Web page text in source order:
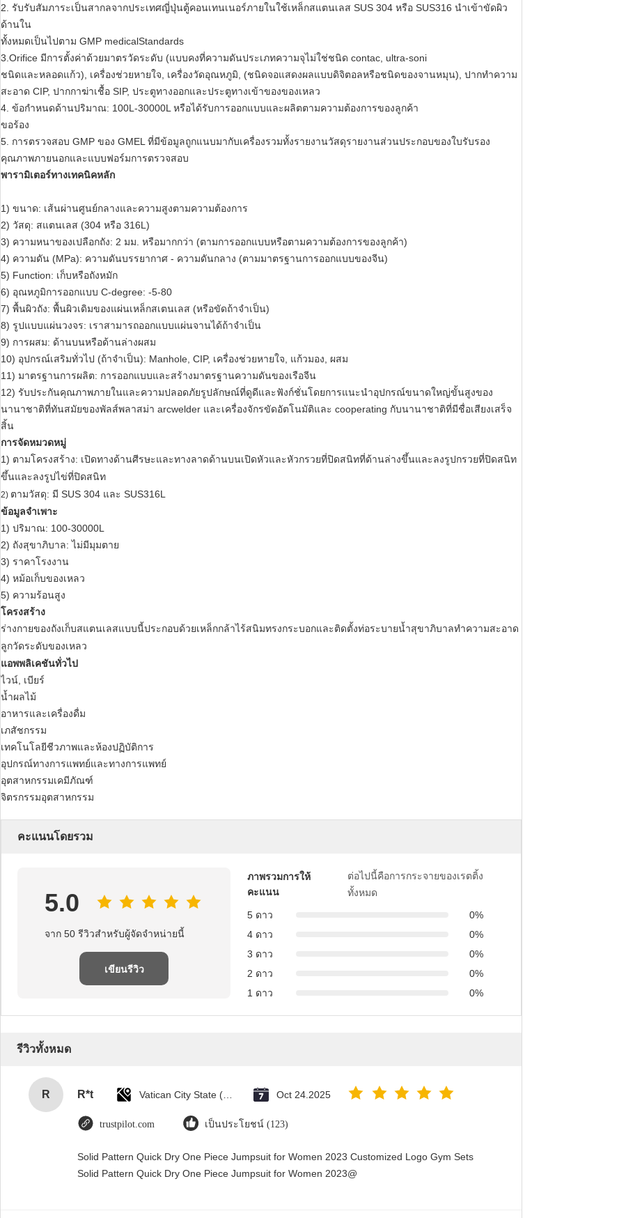
2. รับรับสัมภาระเป็นสากลจากประเทศญี่ปุ่นตู้คอนเทนเนอร์ภายในใช้เหล็กสแตนเลส SUS 304 หรือ SUS316 นำเข้าขัดผิว
ด้านใน
ทั้งหมดเป็นไปตาม GMP medicalStandards
3.Orifice มีการตั้งค่าด้วยมาตรวัดระดับ (แบบคงที่ความดันประเภทความจุไม่ใช่ชนิด contac, ultra-soni
ชนิดและหลอดแก้ว), เครื่องช่วยหายใจ, เครื่องวัดอุณหภูมิ, (ชนิดจอแสดงผลแบบดิจิตอลหรือชนิดของจานหมุน), ปากทำความ
สะอาด CIP, ปากกาฆ่าเชื้อ SIP, ประตูทางออกและประตูทางเข้าของของเหลว
4. ข้อกำหนดด้านปริมาณ: 100L-30000L หรือได้รับการออกแบบและผลิตตามความต้องการของลูกค้า
ขอร้อง
5. การตรวจสอบ GMP ของ GMEL ที่มีข้อมูลถูกแนบมากับเครื่องรวมทั้งรายงานวัสดุรายงานส่วนประกอบของใบรับรอง
คุณภาพภายนอกและแบบฟอร์มการตรวจสอบ
พารามิเตอร์ทางเทคนิคหลัก
1) ขนาด: เส้นผ่านศูนย์กลางและความสูงตามความต้องการ
2) วัสดุ: สแตนเลส (304 หรือ 316L)
3) ความหนาของเปลือกถัง: 2 มม. หรือมากกว่า (ตามการออกแบบหรือตามความต้องการของลูกค้า)
4) ความดัน (MPa): ความดันบรรยากาศ - ความดันกลาง (ตามมาตรฐานการออกแบบของจีน)
5) Function: เก็บหรือถังหมัก
6) อุณหภูมิการออกแบบ C-degree: -5-80
7) พื้นผิวถัง: พื้นผิวเดิมของแผ่นเหล็กสเตนเลส (หรือขัดถ้าจำเป็น)
8) รูปแบบแผ่นวงจร: เราสามารถออกแบบแผ่นจานได้ถ้าจำเป็น
9) การผสม: ด้านบนหรือด้านล่างผสม
10) อุปกรณ์เสริมทั่วไป (ถ้าจำเป็น): Manhole, CIP, เครื่องช่วยหายใจ, แก้วมอง, ผสม
11) มาตรฐานการผลิต: การออกแบบและสร้างมาตรฐานความดันของเรือจีน
12) รับประกันคุณภาพภายในและความปลอดภัยรูปลักษณ์ที่ดูดีและฟังก์ชั่นโดยการแนะนำอุปกรณ์ขนาดใหญ่ขั้นสูงของ
นานาชาติที่ทันสมัยของพัลส์พลาสม่า arcwelder และเครื่องจักรขัดอัตโนมัติและ cooperating กับนานาชาติที่มีชื่อเสียงเสร็จ
สิ้น
การจัดหมวดหมู่
1) ตามโครงสร้าง: เปิดทางด้านศีรษะและทางลาดด้านบนเปิดหัวและหัวกรวยที่ปิดสนิทที่ด้านล่างขึ้นและลงรูปกรวยที่ปิดสนิท
ขึ้นและลงรูปไข่ที่ปิดสนิท
2) ตามวัสดุ: มี SUS 304 และ SUS316L
ข้อมูลจำเพาะ
1) ปริมาณ: 100-30000L
2) ถังสุขาภิบาล: ไม่มีมุมตาย
3) ราคาโรงงาน
4) หม้อเก็บของเหลว
5) ความร้อนสูง
โครงสร้าง
ร่างกายของถังเก็บสแตนเลสแบบนี้ประกอบด้วยเหล็กกล้าไร้สนิมทรงกระบอกและติดตั้งท่อระบายน้ำสุขาภิบาลทำความสะอาด
ลูกวัดระดับของเหลว
แอพพลิเคชันทั่วไป
ไวน์, เบียร์
น้ำผลไม้
อาหารและเครื่องดื่ม
เภสัชกรรม
เทคโนโลยีชีวภาพและห้องปฏิบัติการ
อุปกรณ์ทางการแพทย์และทางการแพทย์
อุตสาหกรรมเคมีภัณฑ์
จิตรกรรมอุตสาหกรรม
คะแนนโดยรวม
5.0
จาก 50 รีวิวสําหรับผู้จัดจําหน่ายนี้
เขียนรีวิว
ภาพรวมการให้
คะแนน
ต่อไปนี้คือการกระจายของเรตติ้ง
ทั้งหมด
5 ดาว
0%
4 ดาว
0%
3 ดาว
0%
2 ดาว
0%
1 ดาว
0%
รีวิวทั้งหมด
R R*t Oct 24.2025
trustpilot.com เป็นประโยชน์ (123)
Solid Pattern Quick Dry One Piece Jumpsuit for Women 2023 Customized Logo Gym Sets
Solid Pattern Quick Dry One Piece Jumpsuit for Women 2023@